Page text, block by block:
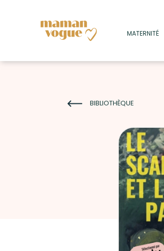
MATERNITÉ
+
+
+
BIBLIOTHÈQUE